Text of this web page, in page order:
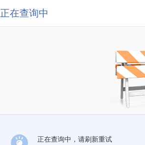
正在查询中
正在查询中，请刷新重试